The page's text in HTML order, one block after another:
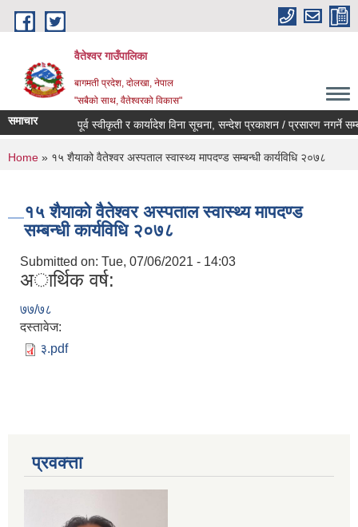
Skip to main content
वैतेश्वर गाउँपालिका
बागमती प्रदेश, दाेलखा, नेपाल
"सबैको साथ, वैतेश्वरको विकास"
समाचार पूर्व स्वीकृती र कार्यादेश विना सूचना, सन्देश प्रकाशन / प्रसारण नगर्ने
You are here
Home » १५ शैयाको वैतेश्वर अस्पताल स्वास्थ्य मापदण्ड सम्बन्धी कार्यविधि २०७८
१५ शैयाको वैतेश्वर अस्पताल स्वास्थ्य मापदण्ड
सम्बन्धी कार्यविधि २०७८
Submitted on: Tue, 07/06/2021 - 14:03
अार्थिक वर्ष:
७७/७८
दस्तावेज:
३.pdf
प्रवक्त्ता